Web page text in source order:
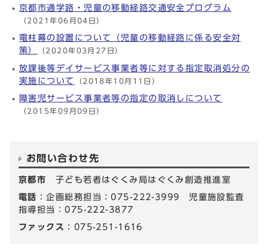
京都市通学路・児童の移動経路交通安全プログラム
（2021年06月04日）
電柱幕の設置について（児童の移動経路に係る安全対
策）
（2020年03月27日）
放課後等デイサービス事業者等に対する指定取消処分の
実施について
（2018年10月11日）
障害児サービス事業者等の指定の取消しについて
（2015年09月09日）
お問い合わせ先
京都市 子ども若者はぐくみ局はぐくみ創造推進室
電話 ：企画総務担当：075-222-3999 児童施設監査
指導担当：075-222-3877
ファックス ：075-251-1616